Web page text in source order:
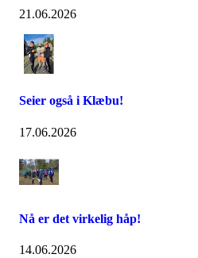
21.06.2026
Seier også i Klæbu!
17.06.2026
Nå er det virkelig håp!
14.06.2026